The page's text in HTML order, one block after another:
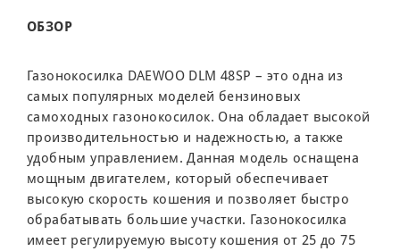
ОБЗОР
Газонокосилка DAEWOO DLM 48SP – это одна из
самых популярных моделей бензиновых
самоходных газонокосилок. Она обладает высокой
производительностью и надежностью, а также
удобным управлением. Данная модель оснащена
мощным двигателем, который обеспечивает
высокую скорость кошения и позволяет быстро
обрабатывать большие участки. Газонокосилка
имеет регулируемую высоту кошения от 25 до 75